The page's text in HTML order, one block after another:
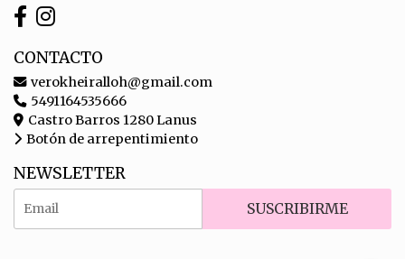
CONTACTO
verokheiralloh@gmail.com
5491164535666
Castro Barros 1280 Lanus
Botón de arrepentimiento
NEWSLETTER
SUSCRIBIRME